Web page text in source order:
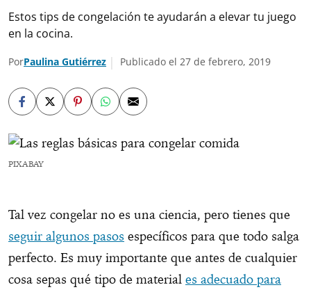
Estos tips de congelación te ayudarán a elevar tu juego
en la cocina.
PorPaulina Gutiérrez Publicado el 27 de febrero, 2019
PIXABAY
Tal vez congelar no es una ciencia, pero tienes que
seguir algunos pasos específicos para que todo salga
perfecto. Es muy importante que antes de cualquier
cosa sepas qué tipo de material es adecuado para